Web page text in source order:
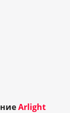
Arlight